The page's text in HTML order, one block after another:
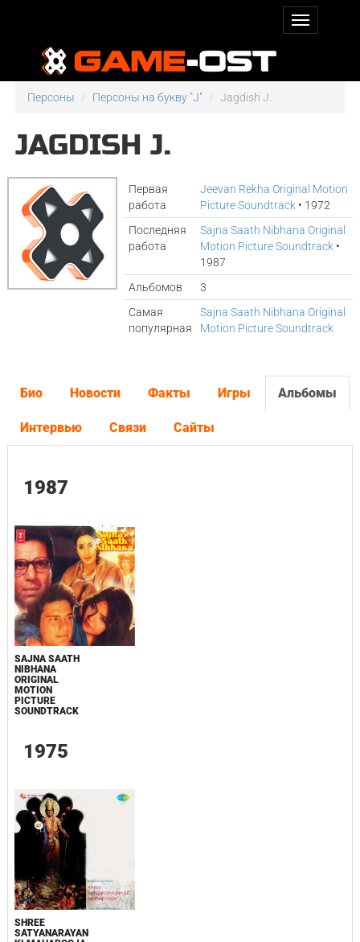
Персоны Персоны на букву "J" Jagdish J.
JAGDISH J.
Первая
работа
Jeevan Rekha Original Motion
Picture Soundtrack • 1972
Последняя
работа
Sajna Saath Nibhana Original
Motion Picture Soundtrack •
1987
Альбомов
3
Самая
популярная
Sajna Saath Nibhana Original
Motion Picture Soundtrack
Био Новости Факты Игры Альбомы
Интервью Связи Сайты
1987
SAJNA SAATH
NIBHANA
ORIGINAL
MOTION
PICTURE
SOUNDTRACK
1975
SHREE
SATYANARAYAN